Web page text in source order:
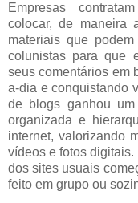
Empresas
colocar, de maneira
materiais que
colunistas para que
seus comentários em
a-dia e conquistando
de blogs ganhou
organizada e
internet, valorizando
vídeos e fotos
dos sites usuais
feito em grupo ou